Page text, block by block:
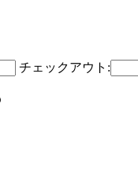
チェックアウト: